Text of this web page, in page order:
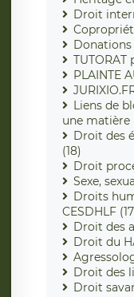
Droit
Donations
PLAINTE
Liens de
une matière
Droit des
(18)
Droit
Sexe,
Droits
CESDHLF
Droit des
Droit du
Droit des
Droit